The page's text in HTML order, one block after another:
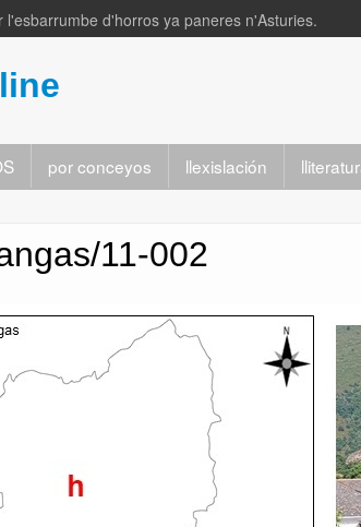
d'horros ya paneres n'Asturies.
por conceyos llexislación
11-002